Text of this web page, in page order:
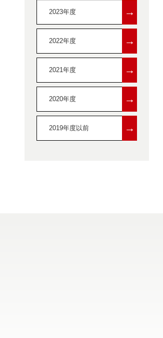
2023年度 →
2022年度 →
2021年度 →
2020年度 →
2019年度以前 →